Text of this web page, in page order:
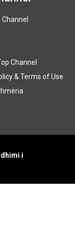
Channel
& Terms of Use
i